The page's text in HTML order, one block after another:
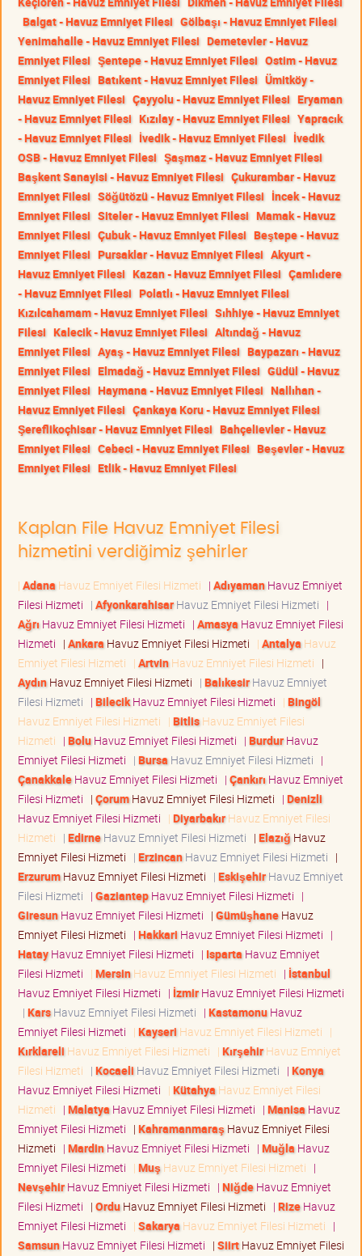
Balgat - Havuz Emniyet Filesi Gölbaşı - Havuz Emniyet Filesi
Yenimahalle - Havuz Emniyet Filesi Demetevler - Havuz
Emniyet Filesi Şentepe - Havuz Emniyet Filesi Ostim - Havuz
Emniyet Filesi Batıkent - Havuz Emniyet Filesi Ümitköy -
Havuz Emniyet Filesi Çayyolu - Havuz Emniyet Filesi Eryaman
- Havuz Emniyet Filesi Kızılay - Havuz Emniyet Filesi Yapracık
- Havuz Emniyet Filesi İvedik - Havuz Emniyet Filesi İvedik
OSB - Havuz Emniyet Filesi Şaşmaz - Havuz Emniyet Filesi
Başkent Sanayisi - Havuz Emniyet Filesi Çukurambar - Havuz
Emniyet Filesi Söğütözü - Havuz Emniyet Filesi İncek - Havuz
Emniyet Filesi Siteler - Havuz Emniyet Filesi Mamak - Havuz
Emniyet Filesi Çubuk - Havuz Emniyet Filesi Beştepe - Havuz
Emniyet Filesi Pursaklar - Havuz Emniyet Filesi Akyurt -
Havuz Emniyet Filesi Kazan - Havuz Emniyet Filesi Çamlıdere
- Havuz Emniyet Filesi Polatlı - Havuz Emniyet Filesi
Kızılcahamam - Havuz Emniyet Filesi Sıhhiye - Havuz Emniyet
Filesi Kalecik - Havuz Emniyet Filesi Altındağ - Havuz
Emniyet Filesi Ayaş - Havuz Emniyet Filesi Baypazarı - Havuz
Emniyet Filesi Elmadağ - Havuz Emniyet Filesi Güdül - Havuz
Emniyet Filesi Haymana - Havuz Emniyet Filesi Nallıhan -
Havuz Emniyet Filesi Çankaya Koru - Havuz Emniyet Filesi
Şereflikoçhisar - Havuz Emniyet Filesi Bahçelievler - Havuz
Emniyet Filesi Cebeci - Havuz Emniyet Filesi Beşevler - Havuz
Emniyet Filesi Etlik - Havuz Emniyet Filesi
Kaplan File Havuz Emniyet Filesi
hizmetini verdiğimiz şehirler
| Adana Havuz Emniyet Filesi Hizmeti | AdıyamanHavuz Emniyet
Filesi Hizmeti | AfyonkarahisarHavuz Emniyet Filesi Hizmeti |
Ağrı Havuz Emniyet Filesi Hizmeti | Amasya Havuz Emniyet Filesi
Hizmeti | Ankara Havuz Emniyet Filesi Hizmeti | Antalya Havuz
Emniyet Filesi Hizmeti | ArtvinHavuz Emniyet Filesi Hizmeti |
AydınHavuz Emniyet Filesi Hizmeti | BalıkesirHavuz Emniyet
Filesi Hizmeti | BilecikHavuz Emniyet Filesi Hizmeti | Bingöl
Havuz Emniyet Filesi Hizmeti | BitlisHavuz Emniyet Filesi
Hizmeti | BoluHavuz Emniyet Filesi Hizmeti | BurdurHavuz
Emniyet Filesi Hizmeti | Bursa Havuz Emniyet Filesi Hizmeti |
ÇanakkaleHavuz Emniyet Filesi Hizmeti | Çankırı Havuz Emniyet
Filesi Hizmeti | ÇorumHavuz Emniyet Filesi Hizmeti | Denizli
Havuz Emniyet Filesi Hizmeti | DiyarbakırHavuz Emniyet Filesi
Hizmeti | EdirneHavuz Emniyet Filesi Hizmeti | Elazığ Havuz
Emniyet Filesi Hizmeti | ErzincanHavuz Emniyet Filesi Hizmeti |
ErzurumHavuz Emniyet Filesi Hizmeti | EskişehirHavuz Emniyet
Filesi Hizmeti | GaziantepHavuz Emniyet Filesi Hizmeti |
GiresunHavuz Emniyet Filesi Hizmeti | GümüşhaneHavuz
Emniyet Filesi Hizmeti | Hakkari Havuz Emniyet Filesi Hizmeti |
HatayHavuz Emniyet Filesi Hizmeti | Isparta Havuz Emniyet
Filesi Hizmeti | MersinHavuz Emniyet Filesi Hizmeti | İstanbul
Havuz Emniyet Filesi Hizmeti | İzmirHavuz Emniyet Filesi Hizmeti
| KarsHavuz Emniyet Filesi Hizmeti | KastamonuHavuz
Emniyet Filesi Hizmeti | Kayseri Havuz Emniyet Filesi Hizmeti |
Kırklareli Havuz Emniyet Filesi Hizmeti | KırşehirHavuz Emniyet
Filesi Hizmeti | Kocaeli Havuz Emniyet Filesi Hizmeti | Konya
Havuz Emniyet Filesi Hizmeti | Kütahya Havuz Emniyet Filesi
Hizmeti | Malatya Havuz Emniyet Filesi Hizmeti | Manisa Havuz
Emniyet Filesi Hizmeti | Kahramanmaraş Havuz Emniyet Filesi
Hizmeti | MardinHavuz Emniyet Filesi Hizmeti | Muğla Havuz
Emniyet Filesi Hizmeti | Muş Havuz Emniyet Filesi Hizmeti |
NevşehirHavuz Emniyet Filesi Hizmeti | NiğdeHavuz Emniyet
Filesi Hizmeti | OrduHavuz Emniyet Filesi Hizmeti | RizeHavuz
Emniyet Filesi Hizmeti | Sakarya Havuz Emniyet Filesi Hizmeti |
SamsunHavuz Emniyet Filesi Hizmeti | SiirtHavuz Emniyet Filesi